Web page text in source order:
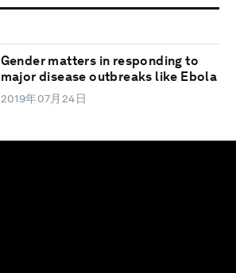
Gender matters in responding to
major disease outbreaks like Ebola
2019年07月24日